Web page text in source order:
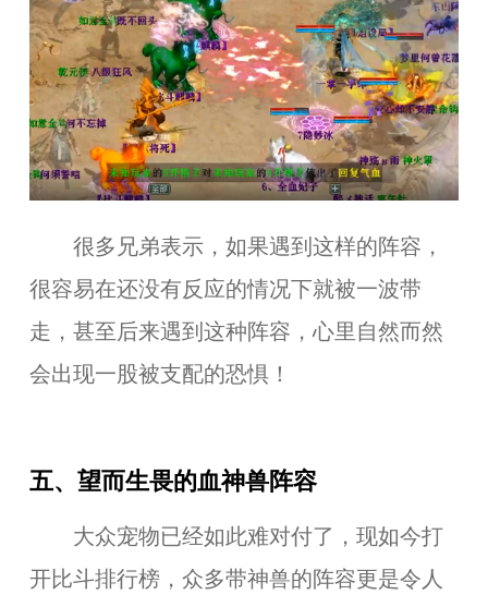
很多兄弟表示，如果遇到这样的阵容，
很容易在还没有反应的情况下就被一波带
走，甚至后来遇到这种阵容，心里自然而然
会出现一股被支配的恐惧！
五、望而生畏的血神兽阵容
大众宠物已经如此难对付了，现如今打
开比斗排行榜，众多带神兽的阵容更是令人